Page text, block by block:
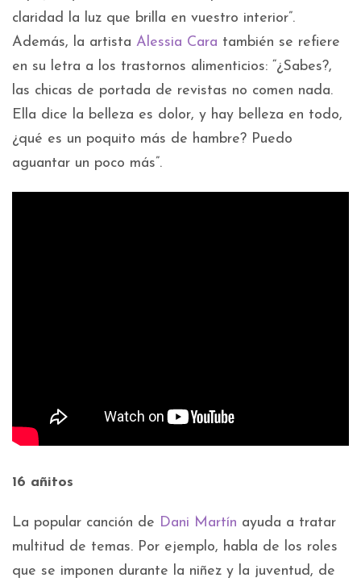
claridad la luz que brilla en vuestro interior”.
Además, la artista Alessia Cara también se refiere
en su letra a los trastornos alimenticios: “¿Sabes?,
las chicas de portada de revistas no comen nada.
Ella dice la belleza es dolor, y hay belleza en todo,
¿qué es un poquito más de hambre? Puedo
aguantar un poco más”.
16 añitos
La popular canción de Dani Martín ayuda a tratar
multitud de temas. Por ejemplo, habla de los roles
que se imponen durante la niñez y la juventud, de